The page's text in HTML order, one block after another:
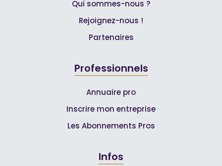
Qui sommes-nous ?
Rejoignez-nous !
Partenaires
Professionnels
Annuaire pro
Inscrire mon entreprise
Les Abonnements Pros
Infos